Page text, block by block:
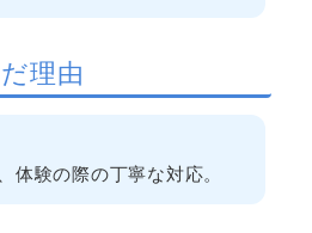
理由
体験の際の丁寧な対応。